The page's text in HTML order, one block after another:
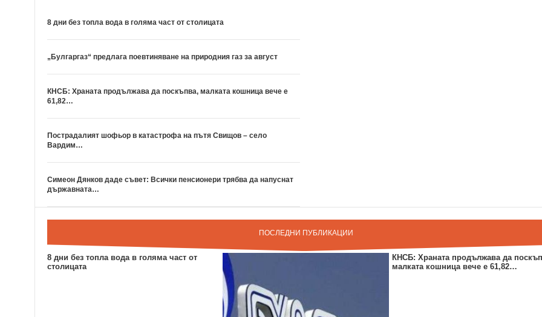
8 дни без топла вода в голяма част от столицата
„Булгаргаз“ предлага поевтиняване на природния газ за август
КНСБ: Храната продължава да поскъпва, малката кошница вече е
61,82…
Пострадалият шофьор в катастрофа на пътя Свищов – село
Вардим…
Симеон Дянков даде съвет: Всички пенсионери трябва да напуснат
държавната…
ПОСЛЕДНИ ПУБЛИКАЦИИ
8 дни без топла вода в голяма част от
столицата
КНСБ: Храната продължава да
малката кошница вече е 61,82…